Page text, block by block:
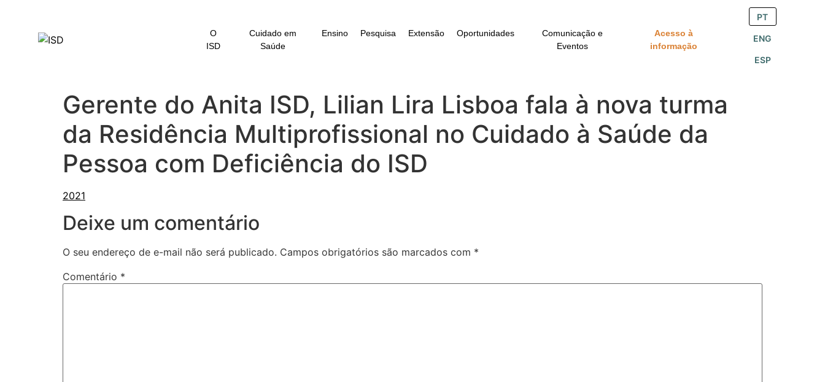
O
ISD
Cuidado em
Saúde
Ensino Pesquisa Extensão Oportunidades
Comunicação e
Eventos
Acesso à
informação
PT
ENG
ESP
Gerente do Anita ISD, Lilian Lira Lisboa fala à nova turma
da Residência Multiprofissional no Cuidado à Saúde da
Pessoa com Deficiência do ISD
Deixe um comentário
O seu endereço de e-mail não será publicado. Campos obrigatórios são marcados com *
Comentário *